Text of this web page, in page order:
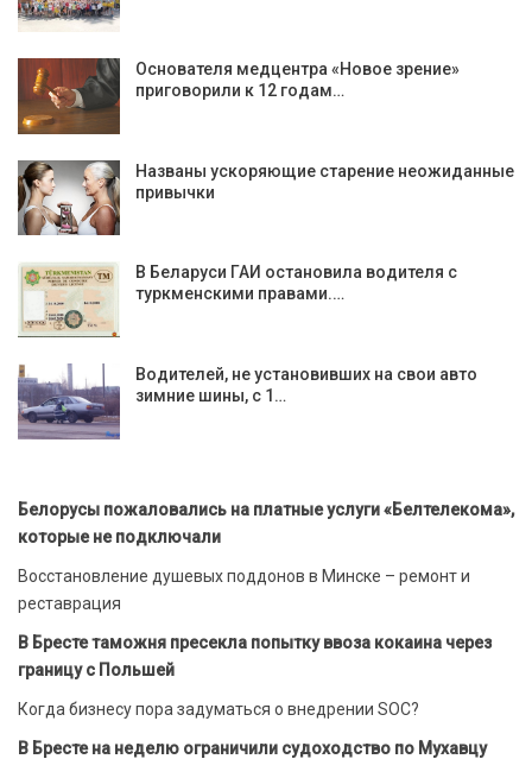
Основателя медцентра «Новое зрение»
приговорили к 12 годам…
Названы ускоряющие старение неожиданные
привычки
В Беларуси ГАИ остановила водителя с
туркменскими правами.…
Водителей, не установивших на свои авто
зимние шины, с 1…
Белорусы пожаловались на платные услуги «Белтелекома»,
которые не подключали
Восстановление душевых поддонов в Минске – ремонт и
реставрация
В Бресте таможня пресекла попытку ввоза кокаина через
границу с Польшей
Когда бизнесу пора задуматься о внедрении SOC?
В Бресте на неделю ограничили судоходство по Мухавцу